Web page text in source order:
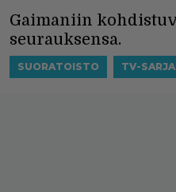
Gaimaniin
seurauksensa.
SUORATOISTO TV-